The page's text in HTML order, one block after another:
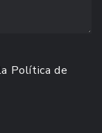
Política de